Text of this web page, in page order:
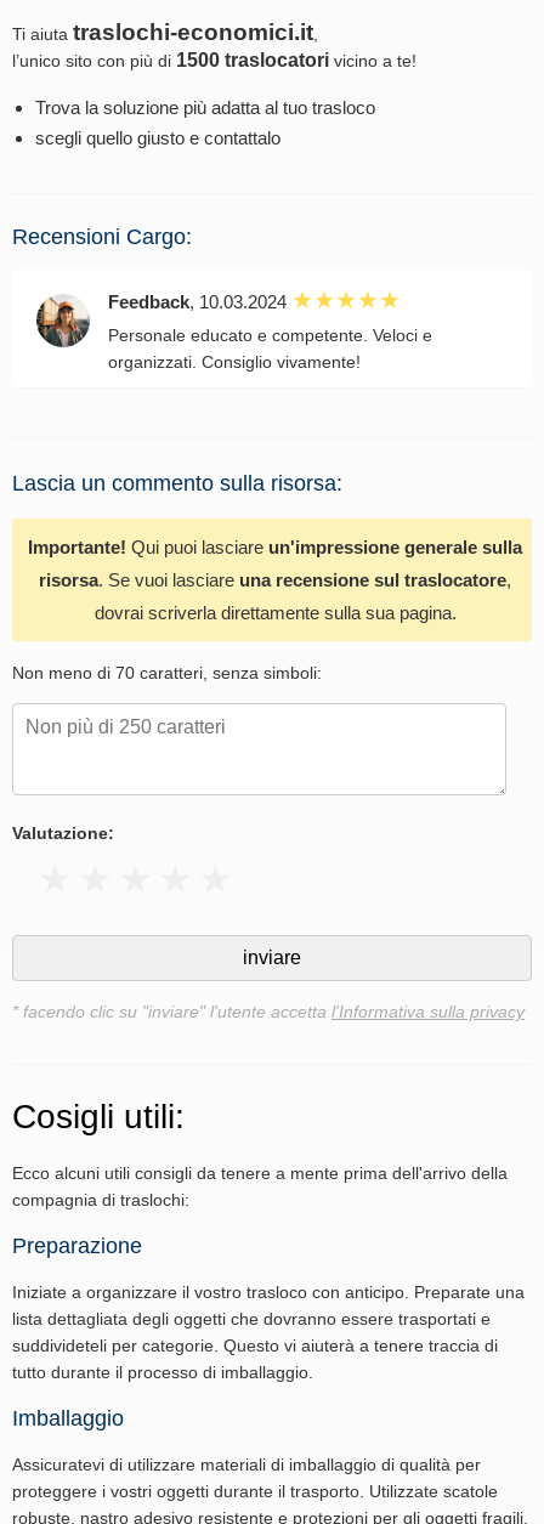
Ti aiuta traslochi-economici.it
l’unico sito con più di 1500 traslocatori vicino a te!
Trova la soluzione più adatta al tuo trasloco
scegli quello giusto e contattalo
Recensioni Cargo:
Feedback, 10.03.2024
Personale educato e competente. Veloci e
organizzati. Consiglio vivamente!
Lascia un commento sulla risorsa:
Importante! Qui puoi lasciare un'impressione generale sulla
risorsa. Se vuoi lasciare una recensione sul traslocatore,
dovrai scriverla direttamente sulla sua pagina.
Non meno di 70 caratteri, senza simboli:
Valutazione:
* facendo clic su "inviare" l'utente accetta l'Informativa sulla privacy
Cosigli utili:
Ecco alcuni utili consigli da tenere a mente prima dell'arrivo della
compagnia di traslochi:
Preparazione
Iniziate a organizzare il vostro trasloco con anticipo. Preparate una
lista dettagliata degli oggetti che dovranno essere trasportati e
suddivideteli per categorie. Questo vi aiuterà a tenere traccia di
tutto durante il processo di imballaggio.
Imballaggio
Assicuratevi di utilizzare materiali di imballaggio di qualità per
proteggere i vostri oggetti durante il trasporto. Utilizzate scatole
robuste, nastro adesivo resistente e protezioni per gli oggetti fragili.